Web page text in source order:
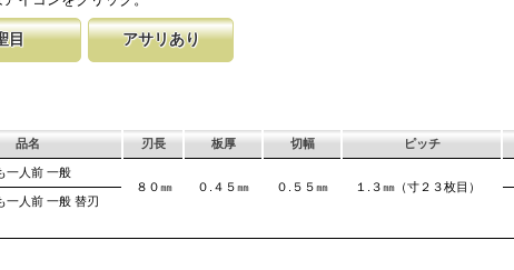
います。
ったり。
すると、けっし
目
低い刃は大鋸屑の排出の
アサリあり
品名 刃長 板厚 切幅 ピッチ
一人前 一般
８０㎜
０.４５㎜ ０.５５㎜ １.３㎜（寸２３枚目）
一人前 一般 替刃